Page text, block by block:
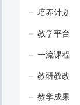
培养计划
教学平台
一流课程
教研教改
教学成果